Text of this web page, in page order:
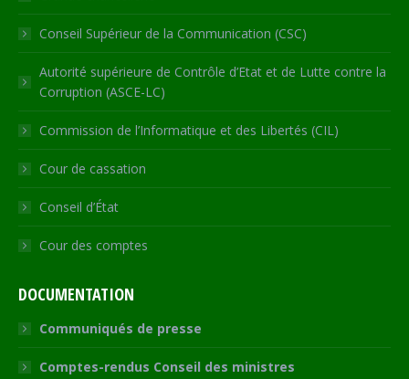
Conseil Supérieur de la Communication (CSC)
Autorité supérieure de Contrôle d’Etat et de Lutte contre la
Corruption (ASCE-LC)
Commission de l’Informatique et des Libertés (CIL)
Cour de cassation
Conseil d’État
Cour des comptes
DOCUMENTATION
Communiqués de presse
Comptes-rendus Conseil des ministres